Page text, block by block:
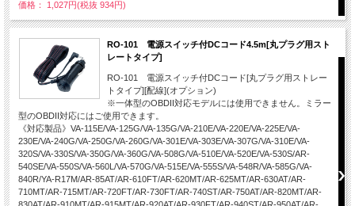
価格： 1,027円(税抜 934円)
RO-101 電源スイッチ付DCコード4.5m[丸プラグ用スト
レートタイプ]
RO-101 電源スイッチ付DCコード[丸プラグ用ストレー
トタイプ][配線](オプション)
※一体型のOBDII対応モデルには使用できません。ミラー
型のOBDII対応にはご使用できます。
《対応製品》VA-115E/VA-125G/VA-135G/VA-210E/VA-220E/VA-225E/VA-
230E/VA-240G/VA-250G/VA-260G/VA-301E/VA-303E/VA-307G/VA-310E/VA-
320S/VA-330S/VA-350G/VA-360G/VA-508G/VA-510E/VA-520E/VA-530S/AR-
540SE/VA-550S/VA-560L/VA-570G/VA-515E/VA-555S/VA-548R/VA-585G/VA-
840R/YA-R17M/AR-85AT/AR-610FT/AR-620MT/AR-625MT/AR-630AT/AR-
710MT/AR-715MT/AR-720FT/AR-730FT/AR-740ST/AR-750AT/AR-820MT/AR-